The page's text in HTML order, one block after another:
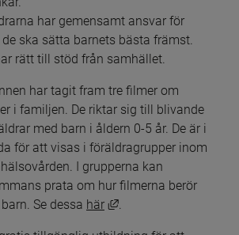
har gemensamt ansvar för
ska sätta barnets bästa främst.
rätt till stöd från samhället.
har tagit fram tre filmer om
i familjen. De riktar sig till blivande
med barn i åldern 0-5 år. De är i
för att visas i föräldragrupper inom
I grupperna kan
prata om hur filmerna berör
Se dessa här Länk till annan
.